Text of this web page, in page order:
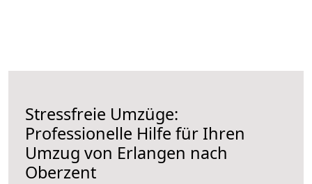
Stressfreie Umzüge:
Professionelle Hilfe für Ihren
Umzug von Erlangen nach
Oberzent